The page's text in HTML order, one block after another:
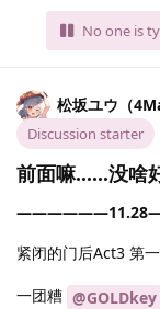
No one is
松坂ユウ（
Discussion starter
前面嘛……没啥
紧闭的门后Act3 第
一团糟 @GOLDkey